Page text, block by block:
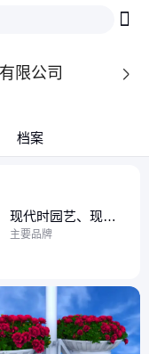
限公司 
档案
现代时园艺、现代
时、现代时院园艺
主要品牌